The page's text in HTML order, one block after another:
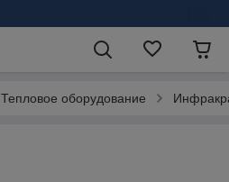
Тепловое оборудование